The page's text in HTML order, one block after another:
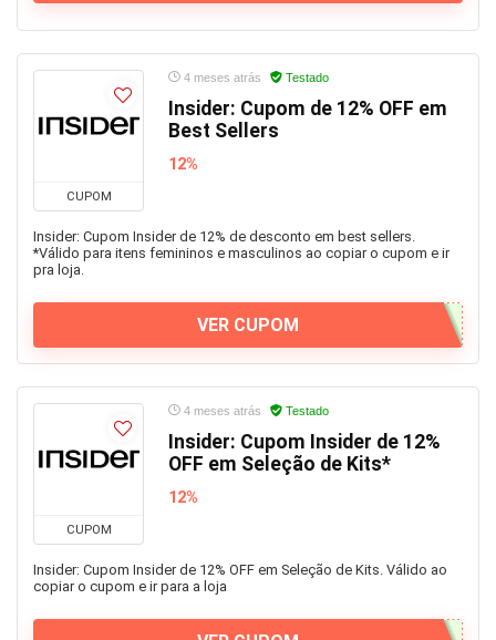
CUPOM
4 meses atrás Testado
Insider: Cupom de 12% OFF em
Best Sellers
12%
Insider: Cupom Insider de 12% de desconto em best sellers.
*Válido para itens femininos e masculinos ao copiar o cupom e ir
pra loja.
VER CUPOM
CUPOM
4 meses atrás Testado
Insider: Cupom Insider de 12%
OFF em Seleção de Kits*
12%
Insider: Cupom Insider de 12% OFF em Seleção de Kits. Válido ao
copiar o cupom e ir para a loja